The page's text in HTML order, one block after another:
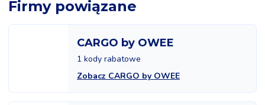
Firmy powiązane
CARGO by OWEE
1 kody rabatowe
Zobacz CARGO by OWEE